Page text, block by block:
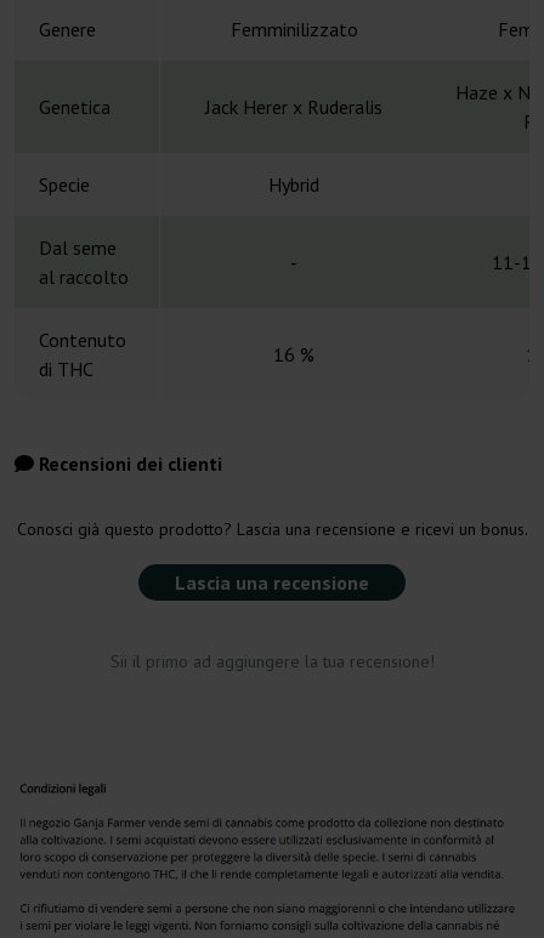
Genere Femminilizzato
Genetica Jack Herer x Ruderalis
Haze x
Specie Hybrid
Dal seme
al raccolto
- 11-
Contenuto
di THC
16 %
Recensioni dei clienti
Conosci già questo prodotto? Lascia una recensione e ricevi un bonus.
Lascia una recensione
Sii il primo ad aggiungere la tua recensione!